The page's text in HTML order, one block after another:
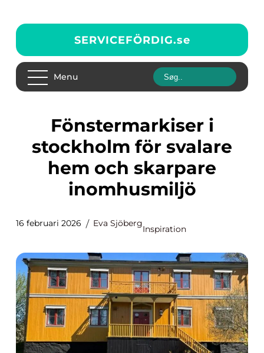
SERVICEFÖRDIG.se
Menu
Fönstermarkiser i
stockholm för svalare
hem och skarpare
inomhusmiljö
16 februari 2026 Eva Sjöberg
Inspiration